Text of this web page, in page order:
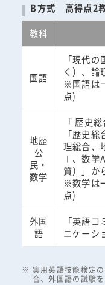
B方式 高得点2
教科
国語
「現代
く）、論
※国語は
点)
地歴
公
民・
数学
「 歴史
「歴史
理総合、
Ⅰ、数学
質）」か
※数学は
点)
外国
語
「英語
ニケーシ
実用英語技能検定
合、外国語の試験